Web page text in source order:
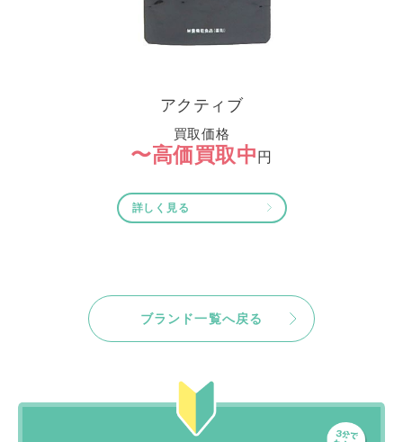
アクティブ
買取価格
〜高価買取中円
詳しく見る
ブランド一覧へ戻る